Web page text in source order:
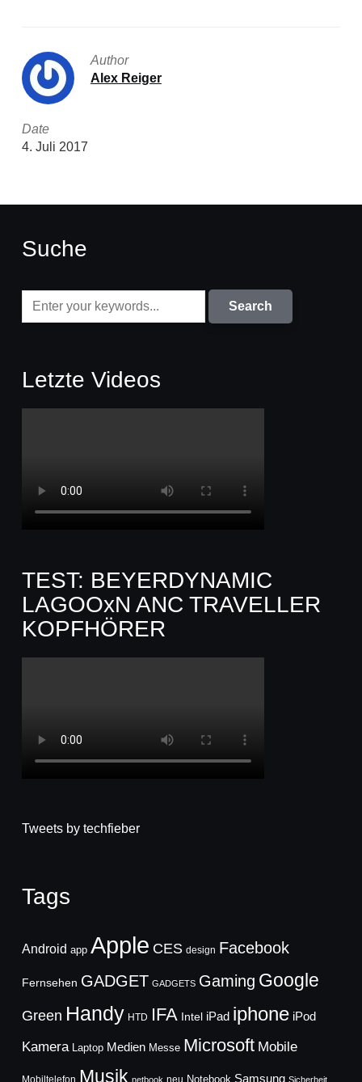
Author
Alex Reiger
Date
4. Juli 2017
Suche
Letzte Videos
TEST: BEYERDYNAMIC
LAGOOxN ANC TRAVELLER
KOPFHÖRER
Tweets by techfieber
Tags
Android app Apple CES design Facebook
Fernsehen GADGET GADGETS Gaming Google
Green Handy HTD IFA Intel iPad iphone iPod
Kamera Laptop Medien Messe Microsoft Mobile
Mobiltelefon Musik netbook neu Notebook Samsung Sicherheit